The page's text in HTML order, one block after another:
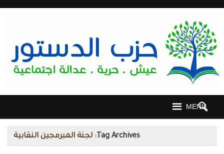
MENU
Tag Archives: لجنة المبرمجين النقابية